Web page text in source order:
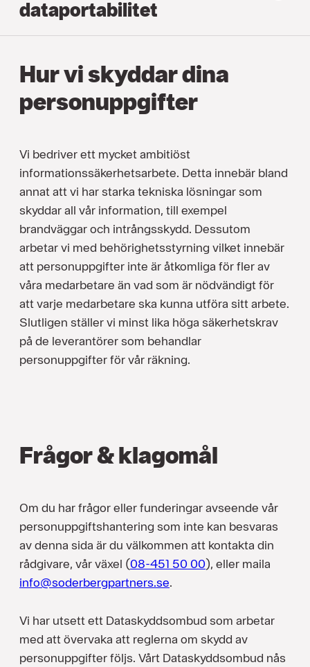
dataportabilitet
Hur vi skyddar dina
personuppgifter
Vi bedriver ett mycket ambitiöst
informationssäkerhetsarbete. Detta innebär bland
annat att vi har starka tekniska lösningar som
skyddar all vår information, till exempel
brandväggar och intrångsskydd. Dessutom
arbetar vi med behörighetsstyrning vilket innebär
att personuppgifter inte är åtkomliga för fler av
våra medarbetare än vad som är nödvändigt för
att varje medarbetare ska kunna utföra sitt arbete.
Slutligen ställer vi minst lika höga säkerhetskrav
på de leverantörer som behandlar
personuppgifter för vår räkning.
Frågor & klagomål
Om du har frågor eller funderingar avseende vår
personuppgiftshantering som inte kan besvaras
av denna sida är du välkommen att kontakta din
rådgivare, vår växel (08-451 50 00), eller maila
info@soderbergpartners.se.
Vi har utsett ett Dataskyddsombud som arbetar
med att övervaka att reglerna om skydd av
personuppgifter följs. Vårt Dataskyddsombud nås